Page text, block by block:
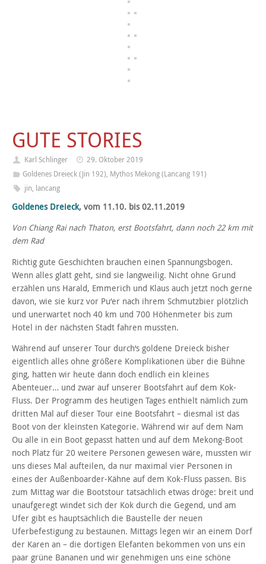
GUTE STORIES
Karl Schlinger
29. Oktober 2019
Goldenes Dreieck (Jin 192), Mythos Mekong (Lancang 191)
jin, lancang
Goldenes Dreieck, vom 11.10. bis 02.11.2019
Von Chiang Rai nach Thaton, erst Bootsfahrt, dann noch 22 km mit
dem Rad
Richtig gute Geschichten brauchen einen Spannungsbogen.
Wenn alles glatt geht, sind sie langweilig. Nicht ohne Grund
erzählen uns Harald, Emmerich und Klaus auch jetzt noch gerne
davon, wie sie kurz vor Pu‘er nach ihrem Schmutzbier plötzlich
und unerwartet noch 40 km und 700 Höhenmeter bis zum
Hotel in der nächsten Stadt fahren mussten.
Während auf unserer Tour durch‘s goldene Dreieck bisher
eigentlich alles ohne größere Komplikationen über die Bühne
ging, hatten wir heute dann doch endlich ein kleines
Abenteuer… und zwar auf unserer Bootsfahrt auf dem Kok-
Fluss. Der Programm des heutigen Tages enthielt nämlich zum
dritten Mal auf dieser Tour eine Bootsfahrt – diesmal ist das
Boot von der kleinsten Kategorie. Während wir auf dem Nam
Ou alle in ein Boot gepasst hatten und auf dem Mekong-Boot
noch Platz für 20 weitere Personen gewesen wäre, mussten wir
uns dieses Mal aufteilen, da nur maximal vier Personen in
eines der Außenboarder-Kähne auf dem Kok-Fluss passen. Bis
zum Mittag war die Bootstour tatsächlich etwas dröge: breit und
unaufgeregt windet sich der Kok durch die Gegend, und am
Ufer gibt es hauptsächlich die Baustelle der neuen
Uferbefestigung zu bestaunen. Mittags legen wir an einem Dorf
der Karen an – die dortigen Elefanten bekommen von uns ein
paar grüne Bananen und wir genehmigen uns eine schöne